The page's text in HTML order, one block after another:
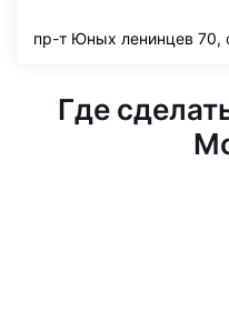
пр-т Юных ленинцев 70,
Где